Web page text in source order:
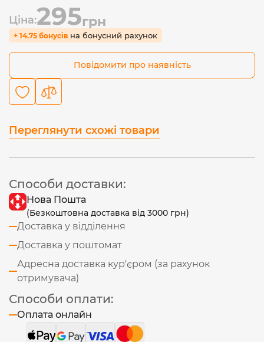
Ціна:295грн
+ 14.75 бонусів на бонусний рахунок
Повідомити про наявність
Переглянути схожі товари
Способи доставки:
Нова Пошта
(Безкоштовна доставка від 3000 грн)
Доставка у відділення
Доставка у поштомат
Адресна доставка кур'єром (за рахунок
отримувача)
Способи оплати:
Оплата онлайн